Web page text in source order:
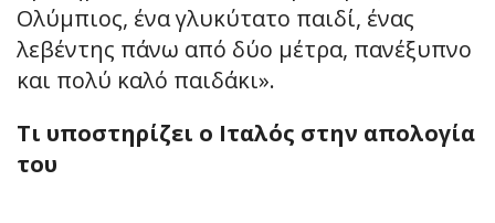
Ολύμπιος, ένα γλυκύτατο παιδί, ένας
λεβέντης πάνω από δύο μέτρα, πανέξυπνο
και πολύ καλό παιδάκι».
Τι υποστηρίζει ο Ιταλός στην απολογία
του